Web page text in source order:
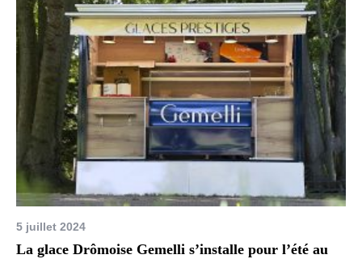
5 juillet 2024
La glace Drômoise Gemelli s’installe pour l’été au